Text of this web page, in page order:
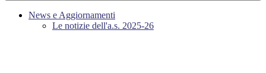
News e Aggiornamenti
Le notizie dell'a.s. 2025-26